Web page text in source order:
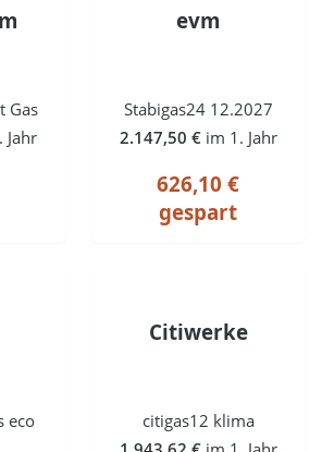
Gas
Jahr
evm
Stabigas24 12.2027
2.147,50 € im 1. Jahr
626,10 €
gespart
eco
Citiwerke
citigas12 klima